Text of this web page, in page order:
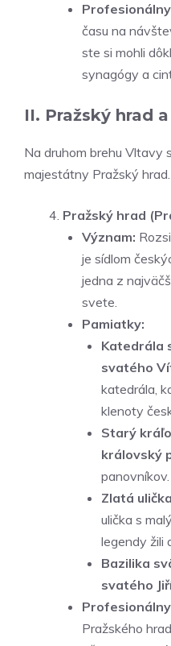
času na
ste si mohli
synagógy a
II. Pražský hrad
Na druhom brehu Vltavy
majestátny Pražský hrad.
Pražský hrad
Význam:
je sídlom
jedna z
svete.
Pamiatky:
Katedrála
svatého
katedrála,
klenoty
Starý
královský
panovníkov.
Zlatá
ulička s
legendy žili
Bazilika
svatého
Pražského